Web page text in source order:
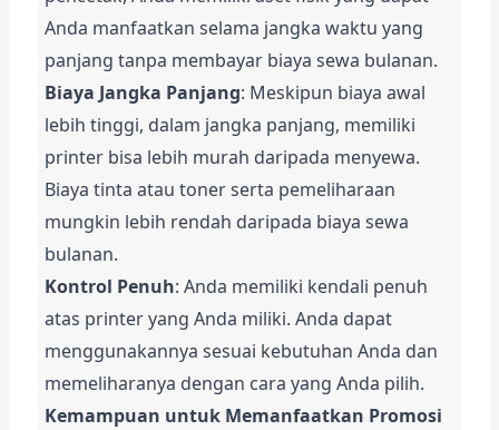
Anda manfaatkan selama jangka waktu yang
panjang tanpa membayar biaya sewa bulanan.
Biaya Jangka Panjang: Meskipun biaya awal
lebih tinggi, dalam jangka panjang, memiliki
printer bisa lebih murah daripada menyewa.
Biaya tinta atau toner serta pemeliharaan
mungkin lebih rendah daripada biaya sewa
bulanan.
Kontrol Penuh: Anda memiliki kendali penuh
atas printer yang Anda miliki. Anda dapat
menggunakannya sesuai kebutuhan Anda dan
memeliharanya dengan cara yang Anda pilih.
Kemampuan untuk Memanfaatkan Promosi